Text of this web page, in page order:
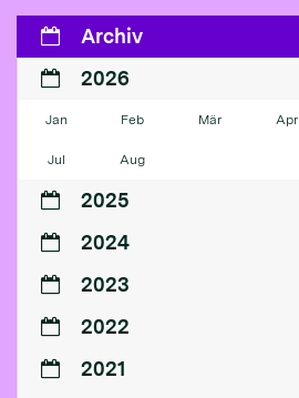
Archiv
2026
Jan Feb Mär Apr
Jul Aug
2025
2024
2023
2022
2021